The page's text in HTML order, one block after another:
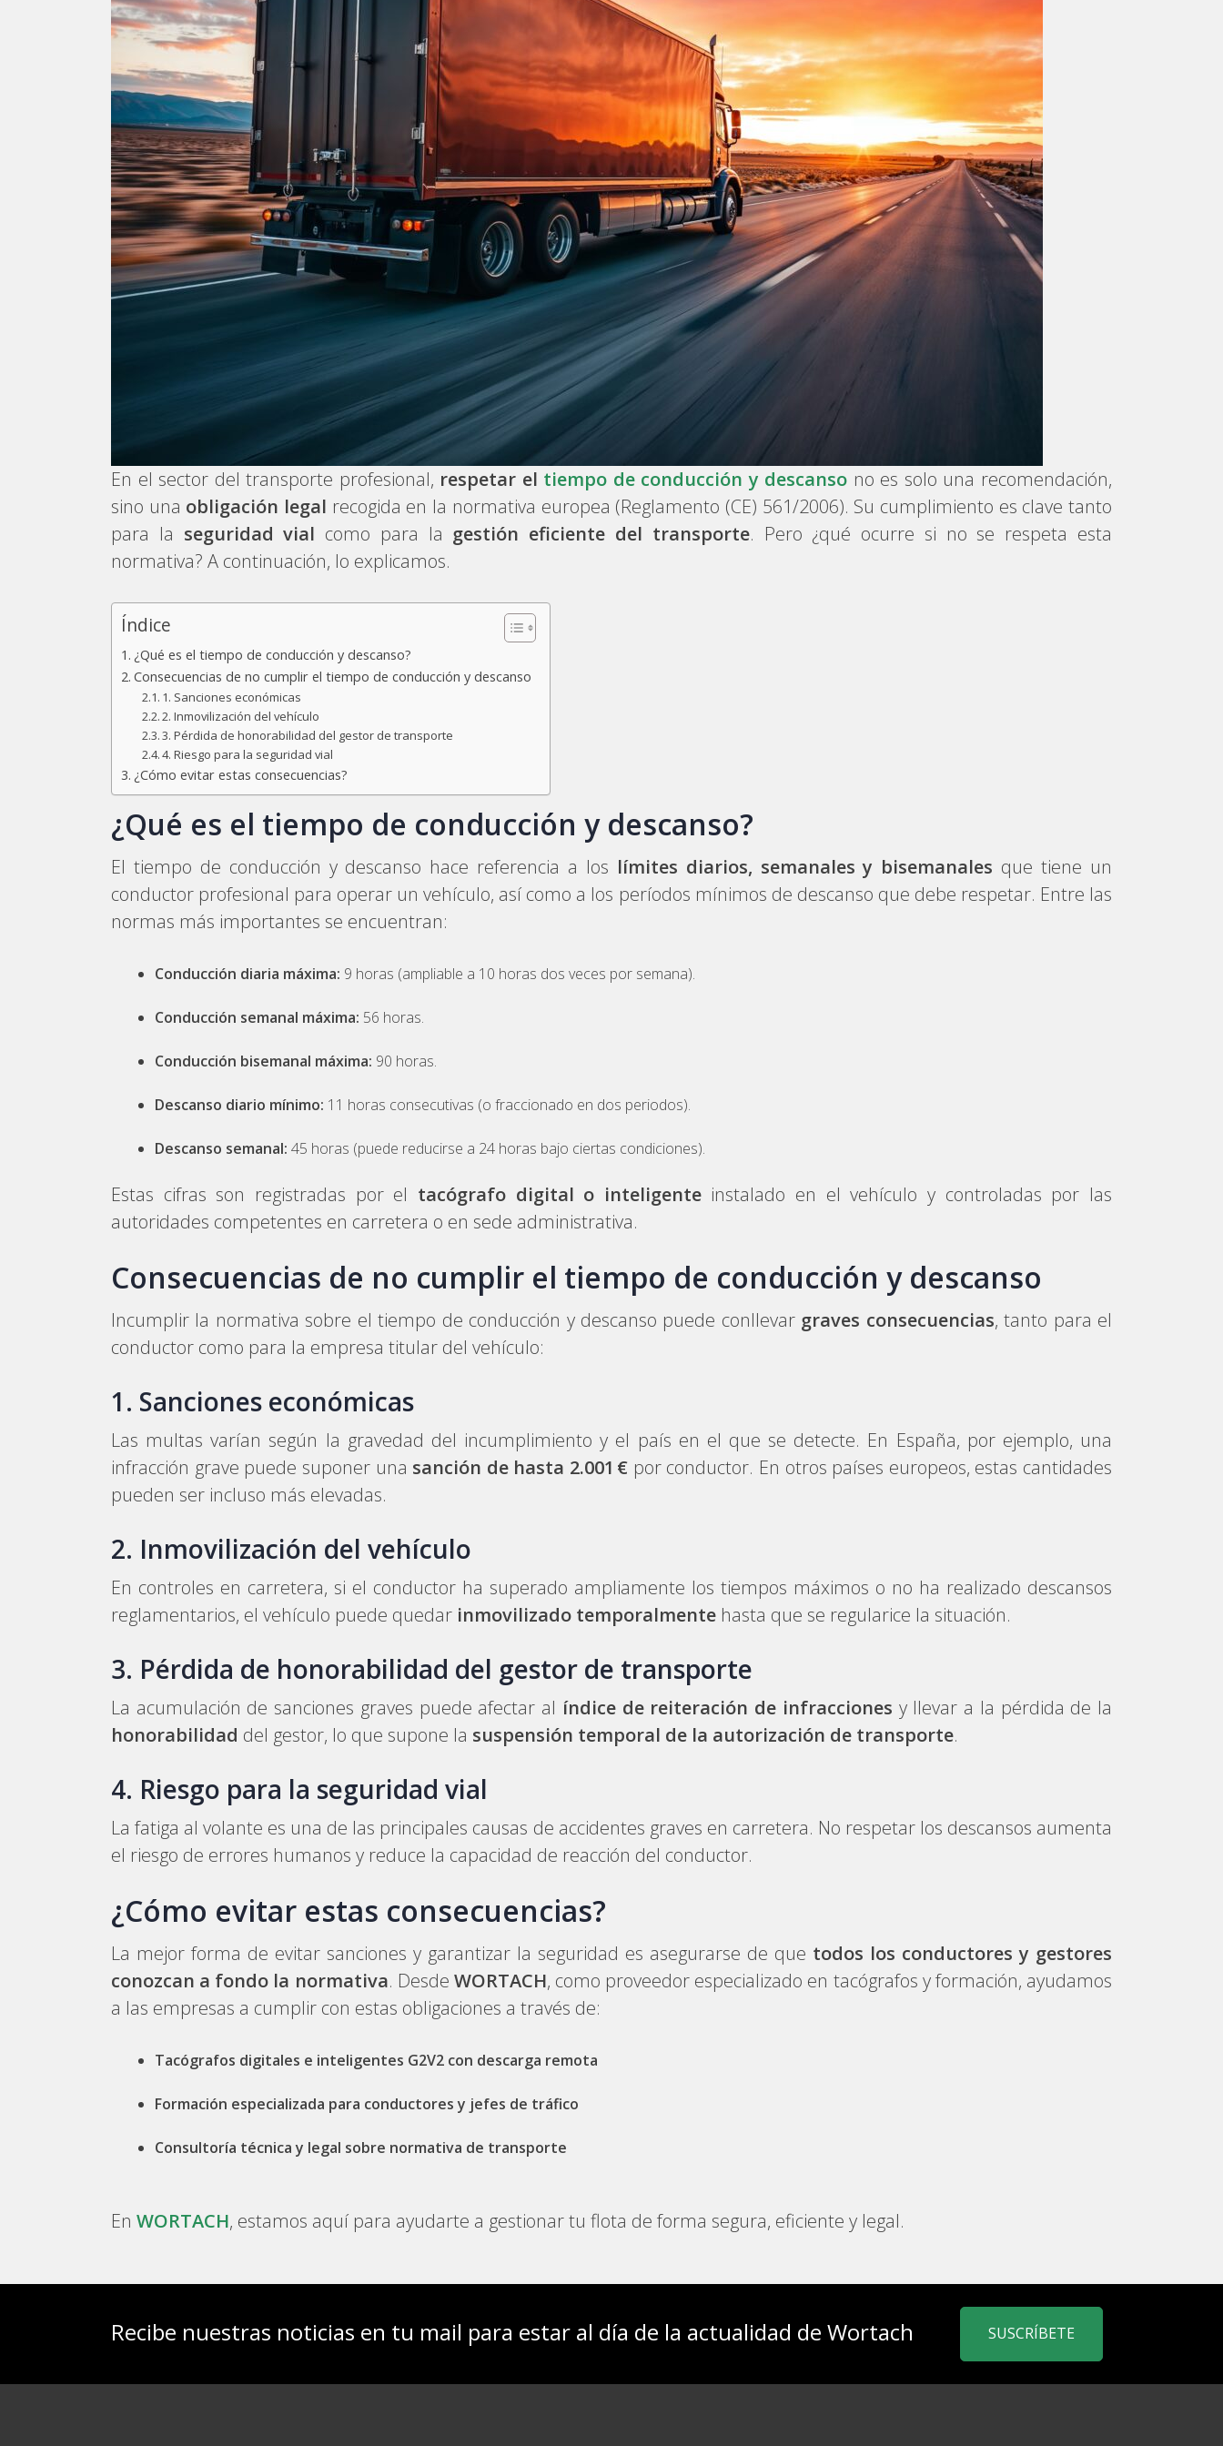
En el sector del transporte profesional, respetar el tiempo de conducción y descanso no es solo una recomendación,
sino una obligación legal recogida en la normativa europea (Reglamento (CE) 561/2006). Su cumplimiento es clave tanto
para la seguridad vial como para la gestión eficiente del transporte. Pero ¿qué ocurre si no se respeta esta
normativa? A continuación, lo explicamos.
Índice
¿Qué es el tiempo de conducción y descanso?
Consecuencias de no cumplir el tiempo de conducción y descanso
1. Sanciones económicas
2. Inmovilización del vehículo
3. Pérdida de honorabilidad del gestor de transporte
4. Riesgo para la seguridad vial
¿Cómo evitar estas consecuencias?
¿Qué es el tiempo de conducción y descanso?
El tiempo de conducción y descanso hace referencia a los límites diarios, semanales y bisemanales que tiene un
conductor profesional para operar un vehículo, así como a los períodos mínimos de descanso que debe respetar. Entre las
normas más importantes se encuentran:
Conducción diaria máxima: 9 horas (ampliable a 10 horas dos veces por semana).
Conducción semanal máxima: 56 horas.
Conducción bisemanal máxima: 90 horas.
Descanso diario mínimo: 11 horas consecutivas (o fraccionado en dos periodos).
Descanso semanal: 45 horas (puede reducirse a 24 horas bajo ciertas condiciones).
Estas cifras son registradas por el tacógrafo digital o inteligenteinstalado en el vehículo y controladas por las
autoridades competentes en carretera o en sede administrativa.
Consecuencias de no cumplir el tiempo de conducción y descanso
Incumplir la normativa sobre el tiempo de conducción y descanso puede conllevar graves consecuencias, tanto para el
conductor como para la empresa titular del vehículo:
1. Sanciones económicas
Las multas varían según la gravedad del incumplimiento y el país en el que se detecte. En España, por ejemplo, una
infracción grave puede suponer una sanción de hasta 2.001 € por conductor. En otros países europeos, estas cantidades
pueden ser incluso más elevadas.
2. Inmovilización del vehículo
En controles en carretera, si el conductor ha superado ampliamente los tiempos máximos o no ha realizado descansos
reglamentarios, el vehículo puede quedar inmovilizado temporalmente hasta que se regularice la situación.
3. Pérdida de honorabilidad del gestor de transporte
La acumulación de sanciones graves puede afectar al índice de reiteración de infracciones y llevar a la pérdida de la
honorabilidad del gestor, lo que supone la suspensión temporal de la autorización de transporte.
4. Riesgo para la seguridad vial
La fatiga al volante es una de las principales causas de accidentes graves en carretera. No respetar los descansos aumenta
el riesgo de errores humanos y reduce la capacidad de reacción del conductor.
¿Cómo evitar estas consecuencias?
La mejor forma de evitar sanciones y garantizar la seguridad es asegurarse de que todos los conductores y gestores
conozcan a fondo la normativa. Desde WORTACH, como proveedor especializado en tacógrafos y formación, ayudamos
a las empresas a cumplir con estas obligaciones a través de:
Tacógrafos digitales e inteligentes G2V2 con descarga remota
Formación especializada para conductores y jefes de tráfico
Consultoría técnica y legal sobre normativa de transporte
En WORTACH, estamos aquí para ayudarte a gestionar tu flota de forma segura, eficiente y legal.
Recibe nuestras noticias en tu mail para estar al día de la actualidad de Wortach SUSCRÍBETE